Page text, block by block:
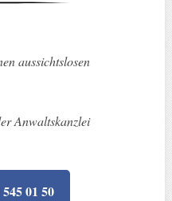
aussichtslosen
Anwaltskanzlei
01 50